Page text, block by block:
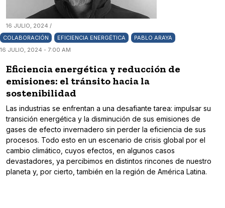
16 JULIO, 2024 /
COLABORACIÓN
EFICIENCIA ENERGÉTICA
PABLO ARAYA
16 JULIO, 2024 - 7:00 AM
Eficiencia energética y reducción de
emisiones: el tránsito hacia la
sostenibilidad
Las industrias se enfrentan a una desafiante tarea: impulsar su
transición energética y la disminución de sus emisiones de
gases de efecto invernadero sin perder la eficiencia de sus
procesos. Todo esto en un escenario de crisis global por el
cambio climático, cuyos efectos, en algunos casos
devastadores, ya percibimos en distintos rincones de nuestro
planeta y, por cierto, también en la región de América Latina.